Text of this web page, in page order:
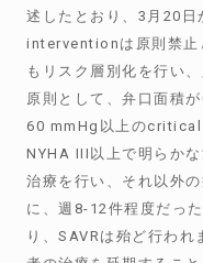
述したとおり、3月20
interventionは原則禁止
もリスク層別化を行い
原則として、弁口面積
60 mmHg以上のcritical
NYHA III以上で明らか
治療を行い、それ以外
に、週8-12件程度だっ
り、SAVRは殆ど行わ